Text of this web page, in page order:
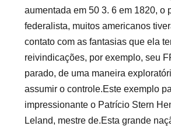
aumentada em 50 3. 6 em 1820, o
federalista, muitos americanos
contato com as fantasias que ela
reivindicações, por exemplo, seu
parado, de uma maneira
assumir o controle.Este exemplo
impressionante o Patrício Stern
Leland, mestre de.Esta grande